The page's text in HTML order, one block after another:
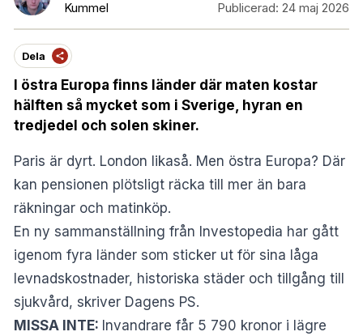
Kummel
Publicerad: 24 maj 2026
Dela
I östra Europa finns länder där maten kostar
hälften så mycket som i Sverige, hyran en
tredjedel och solen skiner.
Paris är dyrt. London likaså. Men östra Europa? Där
kan pensionen plötsligt räcka till mer än bara
räkningar och matinköp.
En ny sammanställning från Investopedia har gått
igenom fyra länder som sticker ut för sina låga
levnadskostnader, historiska städer och tillgång till
sjukvård, skriver Dagens PS.
MISSA INTE: Invandrare får 5 790 kronor i lägre